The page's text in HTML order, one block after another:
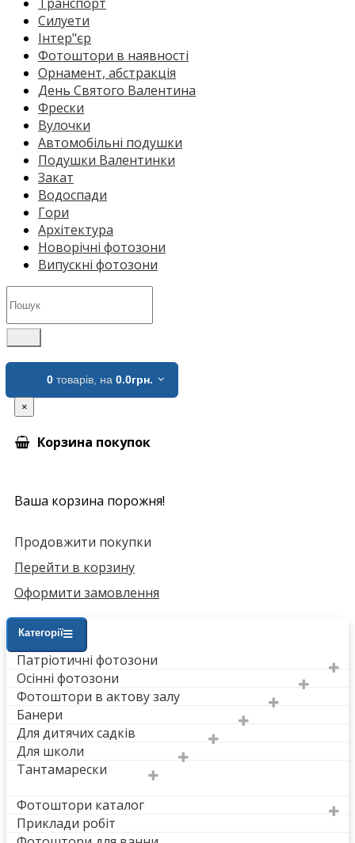
Силуети
Інтер"єр
Фотоштори в наявності
Орнамент, абстракція
День Святого Валентина
Фрески
Вулочки
Автомобільні подушки
Подушки Валентинки
Закат
Водоспади
Гори
Архітектура
Новорічні фотозони
Випускні фотозони
0 товарів, на 0.0грн.
×
Корзина покупок
Ваша корзина порожня!
Продовжити покупки
Перейти в корзину
Оформити замовлення
Категорії
Патріотичні фотозони
Осінні фотозони
Фотоштори в актову залу
Банери
Для дитячих садків
Для школи
Тантамарески
Фотоштори каталог
Приклади робіт